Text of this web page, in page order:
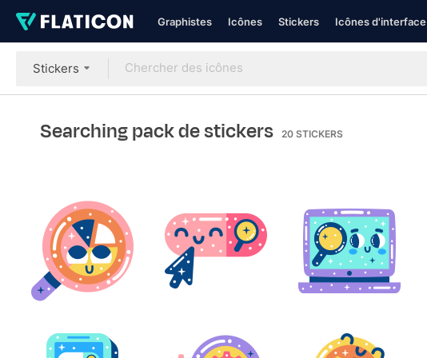
Graphistes Icônes Stickers Icônes d'interface
Stickers
Searching pack de stickers 20 STICKERS